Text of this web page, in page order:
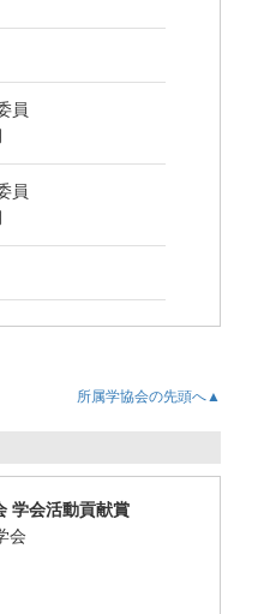
員
員
所属学協会の先頭へ▲
学会活動貢献賞
会